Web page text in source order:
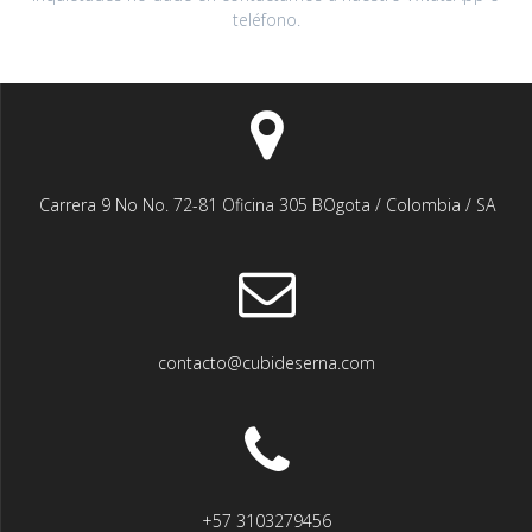
teléfono.
Carrera 9 No No. 72-81 Oficina 305 BOgota / Colombia / SA
contacto@cubideserna.com
+57 3103279456